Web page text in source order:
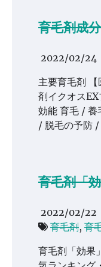
育毛剤成
2022/02/24
主要育毛剤
剤イクオス
効能 育毛 / 養
/ 脱毛の予防
育毛剤「
2022/02/22
育毛剤, 育
育毛剤「効果